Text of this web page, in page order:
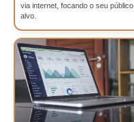
via internet, focando o seu público
alvo.